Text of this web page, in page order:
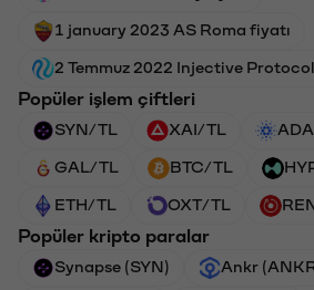
1 january 2023 AS Roma fiyatı
2 Temmuz 2022 Injective
Popüler işlem çiftleri
SYN/TL XAI/TL
GAL/TL BTC/TL
ETH/TL OXT/TL
Popüler kripto paralar
Synapse (SYN) Ankr